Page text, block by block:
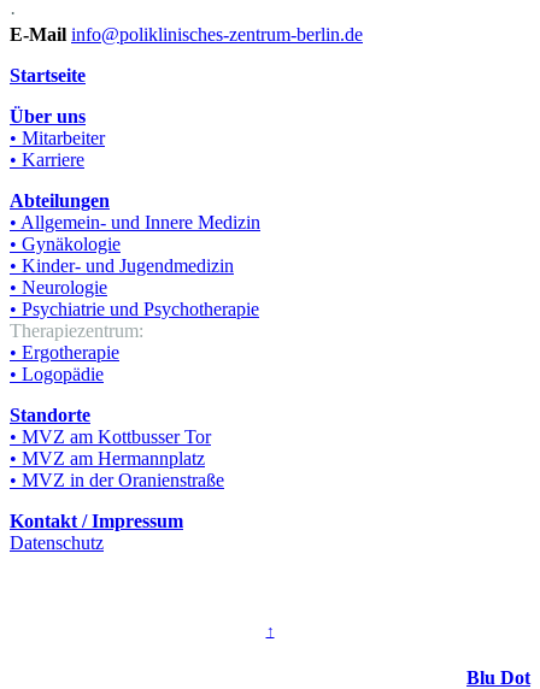
·
E-Mail info@poliklinisches-zentrum-berlin.de
Startseite
Über uns
• Mitarbeiter
• Karriere
Abteilungen
• Allgemein- und Innere Medizin
• Gynäkologie
• Kinder- und Jugendmedizin
• Neurologie
• Psychiatrie und Psychotherapie
Therapiezentrum:
• Ergotherapie
• Logopädie
Standorte
• MVZ am Kottbusser Tor
• MVZ am Hermannplatz
• MVZ in der Oranienstraße
Kontakt / Impressum
Datenschutz
↑
Blu Dot